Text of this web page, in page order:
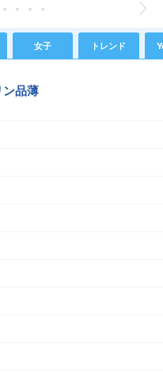
女子 トレンド
品薄